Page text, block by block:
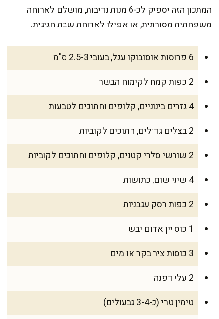
המתכון הזה יספיק לכ-6 מנות נדיבות, מושלם לארוחה
משפחתית מסורתית, או אפילו לארוחת שבת חגיגית.
6 פרוסות אוסובוקו עגל, בעובי 2.5-3 ס"מ
2 כפות קמח לקימוח הבשר
4 גזרים בינוניים, קלופים וחתוכים לטבעות
2 בצלים גדולים, חתוכים לקוביות
2 שורשי סלרי קטנים, קלופים וחתוכים לקוביות
4 שיני שום, כתושות
2 כפות רסק עגבניות
1 כוס יין אדום יבש
3 כוסות ציר בקר או מים
2 עלי דפנה
טימין טרי (כ-3-4 גבעולים)